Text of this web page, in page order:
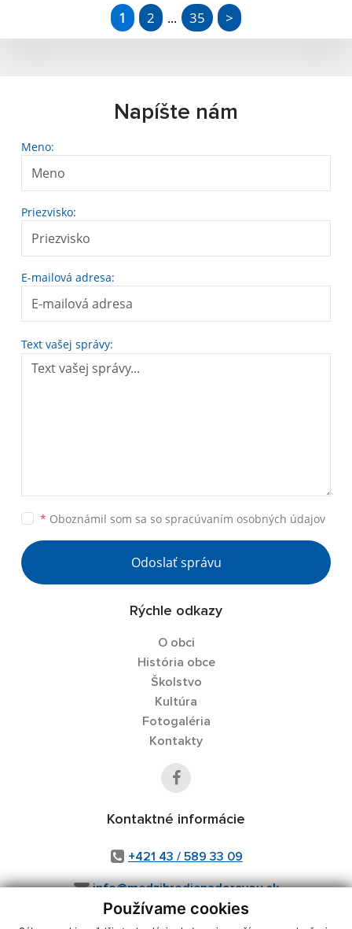
Používame cookies
1 2 ... 35 >
Napíšte nám
Meno:
Priezvisko:
E-mailová adresa:
Text vašej správy:
* Oboznámil som sa so spracúvaním osobných údajov
Odoslať správu
Rýchle odkazy
O obci
História obce
Školstvo
Kultúra
Fotogaléria
Kontakty
Kontaktné informácie
+421 43 / 589 33 09
info@medzibrodienadoravou.sk